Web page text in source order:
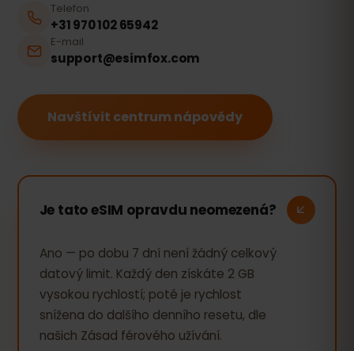
Telefon
+31 970 102 65942
E-mail
support@esimfox.com
Navštívit centrum nápovědy
Je tato eSIM opravdu neomezená?
Ano — po dobu 7 dní není žádný celkový
datový limit. Každý den získáte 2 GB
vysokou rychlostí; poté je rychlost
snížena do dalšího denního resetu, dle
našich Zásad férového užívání.